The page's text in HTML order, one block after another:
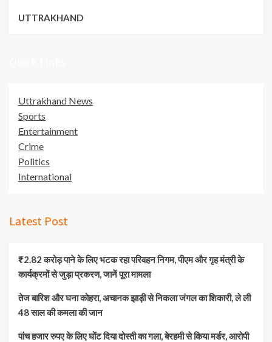
UTTRAKHAND
Uttrakhand News
Sports
Entertainment
Crime
Politics
International
Latest Post
₹2.82 करोड़ पाने के लिए भटक रहा परिवहन निगम, पीएम और गृह मंत्री के
कार्यक्रमों से जुड़ा प्रकरण, जानें पूरा मामला
तेज बारिश और घना कोहरा, अचानक झाड़ी से निकला जंगल का शिकारी, ले ली
48 साल की कमला की जान
पांच हजार रुपए के लिए घोंट दिया दोस्ती का गला, बेरहमी से किया मर्डर, आरोपी